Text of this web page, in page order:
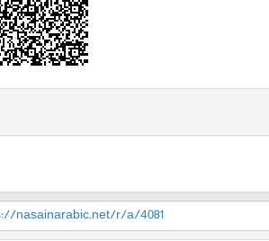
nasainarabic.net/r/a/4081